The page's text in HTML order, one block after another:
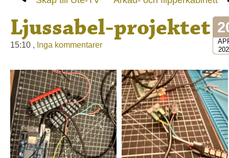
Ljussabel-projektet
15:10 , Inga kommentarer